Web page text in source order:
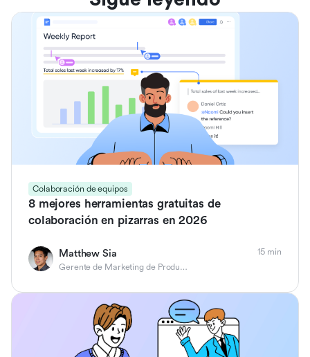
Colaboración de equipos
8 mejores herramientas gratuitas de
colaboración en pizarras en 2026
Matthew Sia
Gerente de Marketing de Producto
15 min